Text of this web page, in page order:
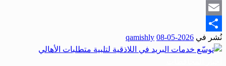
Snapchat
Email
Share
نُشر في 2026-05-08
qamishly